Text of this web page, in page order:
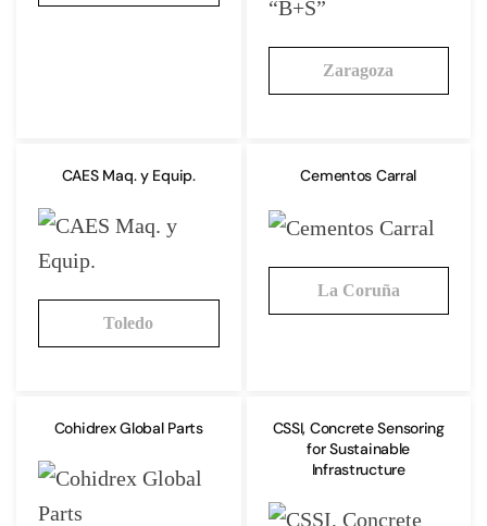
Zaragoza
CAES Maq. y Equip.
Toledo
Cementos Carral
La Coruña
Cohidrex Global Parts
CSSI, Concrete Sensoring
for Sustainable
Infrastructure